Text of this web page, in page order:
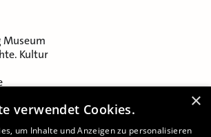
Museum
Kultur
Heritage
×
verwendet Cookies.
um Inhalte und Anzeigen zu personalisieren